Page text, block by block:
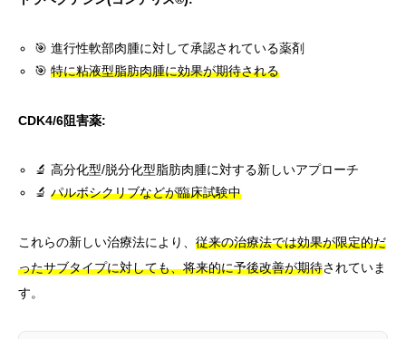
🎯 進行性軟部肉腫に対して承認されている薬剤
🎯特に粘液型脂肪肉腫に効果が期待される
CDK4/6阻害薬:
🔬 高分化型/脱分化型脂肪肉腫に対する新しいアプローチ
🔬パルボシクリブなどが臨床試験中
これらの新しい治療法により、 従来の治療法では効果が限定的だ
ったサブタイプに対しても、将来的に予後改善が期待されていま
す。